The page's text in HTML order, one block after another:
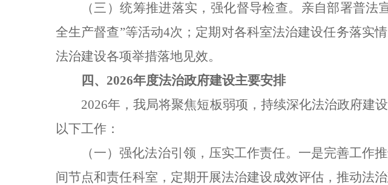
（三）统筹推进落实，强化督导检查。亲自部署普
全生产督查”等活动4次；定期对各科室法治建设任务落实
法治建设各项举措落地见效。
四、2026年度法治政府建设主要安排
2026年，我局将聚焦短板弱项，持续深化法治政府建
以下工作：
（一）强化法治引领，压实工作责任。一是完善工
间节点和责任科室，定期开展法治建设成效评估，推动法